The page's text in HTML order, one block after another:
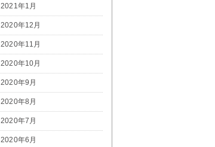
2021年1月
2020年12月
2020年11月
2020年10月
2020年9月
2020年8月
2020年7月
2020年6月